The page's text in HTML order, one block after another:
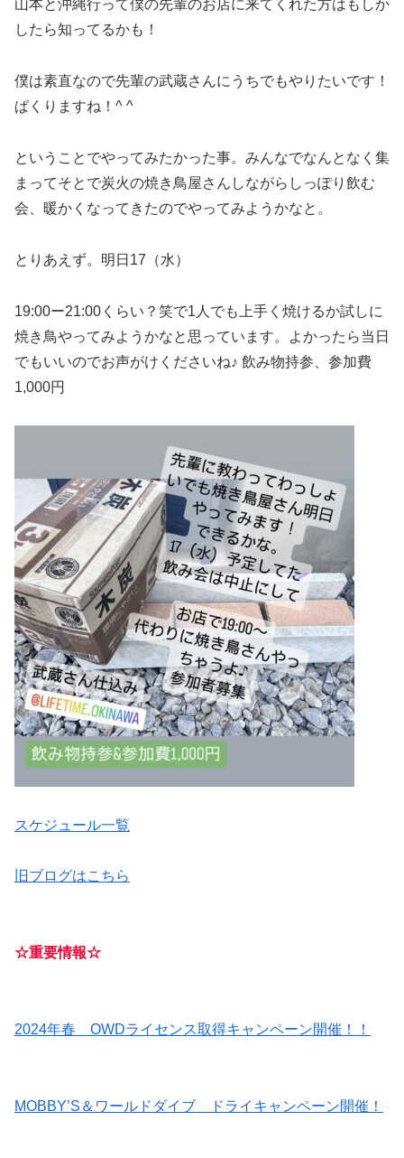
山本と沖縄行って僕の先輩のお店に来てくれた方はもしか
したら知ってるかも！
僕は素直なので先輩の武蔵さんにうちでもやりたいです！
ぱくりますね！^ ^
ということでやってみたかった事。みんなでなんとなく集
まってそとで炭火の焼き鳥屋さんしながらしっぽり飲む
会、暖かくなってきたのでやってみようかなと。
とりあえず。明日17（水）
19:00ー21:00くらい？笑で1人でも上手く焼けるか試しに
焼き鳥やってみようかなと思っています。よかったら当日
でもいいのでお声がけくださいね♪ 飲み物持参、参加費
1,000円
スケジュール一覧
旧ブログはこちら
☆重要情報☆
2024年春 OWDライセンス取得キャンペーン開催！！
MOBBY’S＆ワールドダイブ ドライキャンペーン開催！